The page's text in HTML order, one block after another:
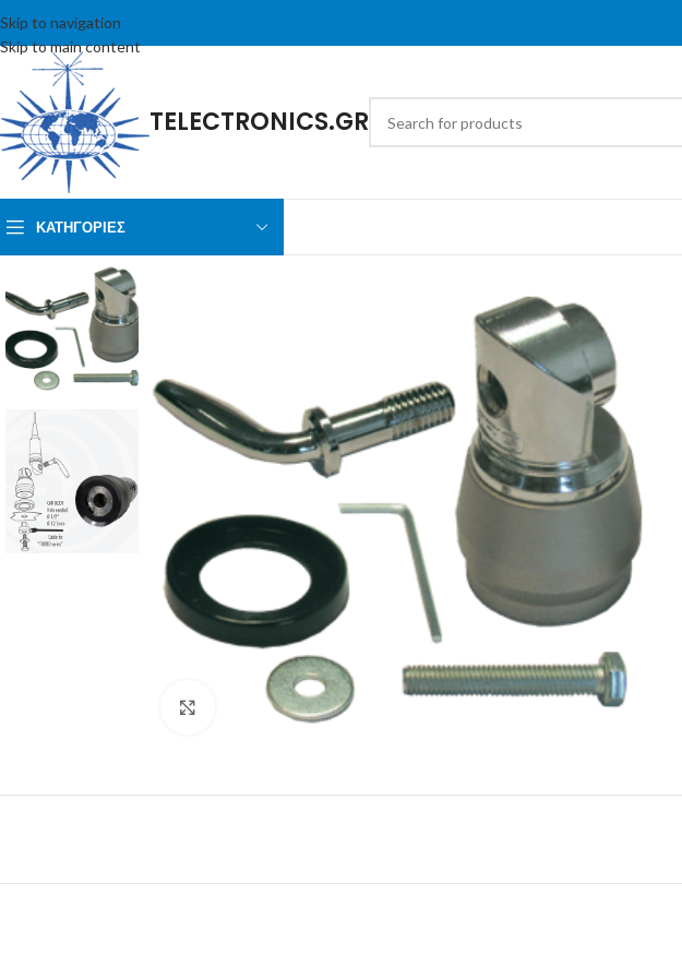
Skip to navigation
Skip to main content
TELECTRONICS.GR
ΚΑΤΗΓΟΡΙΕΣ
Μεγέθυνση